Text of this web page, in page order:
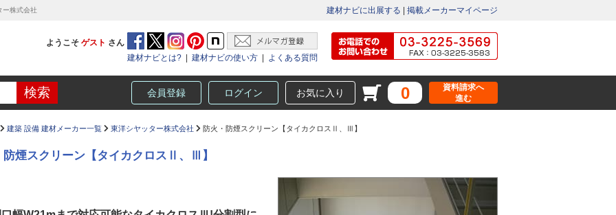
株式会社 建材ナビに出展する 掲載メーカーマイページ
ようこそ ゲスト さん
建材ナビとは?
建材ナビの使い方 よくある質問
会員登録 ログイン お気に入り 0
資料請求へ
進む
建築 設備 建材メーカー一覧 東洋シヤッター株式会社 防火・防煙スクリーン【タイカクロスⅡ、Ⅲ】
防煙スクリーン【タイカクロスⅡ、Ⅲ】